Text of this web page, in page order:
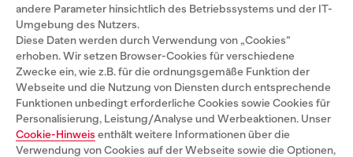
andere Parameter hinsichtlich des Betriebssystems und der IT-
Umgebung des Nutzers.
Diese Daten werden durch Verwendung von „Cookies“
erhoben. Wir setzen Browser-Cookies für verschiedene
Zwecke ein, wie z.B. für die ordnungsgemäße Funktion der
Webseite und die Nutzung von Diensten durch entsprechende
Funktionen unbedingt erforderliche Cookies sowie Cookies für
Personalisierung, Leistung/Analyse und Werbeaktionen. Unser
Cookie-Hinweis enthält weitere Informationen über die
Verwendung von Cookies auf der Webseite sowie die Optionen,